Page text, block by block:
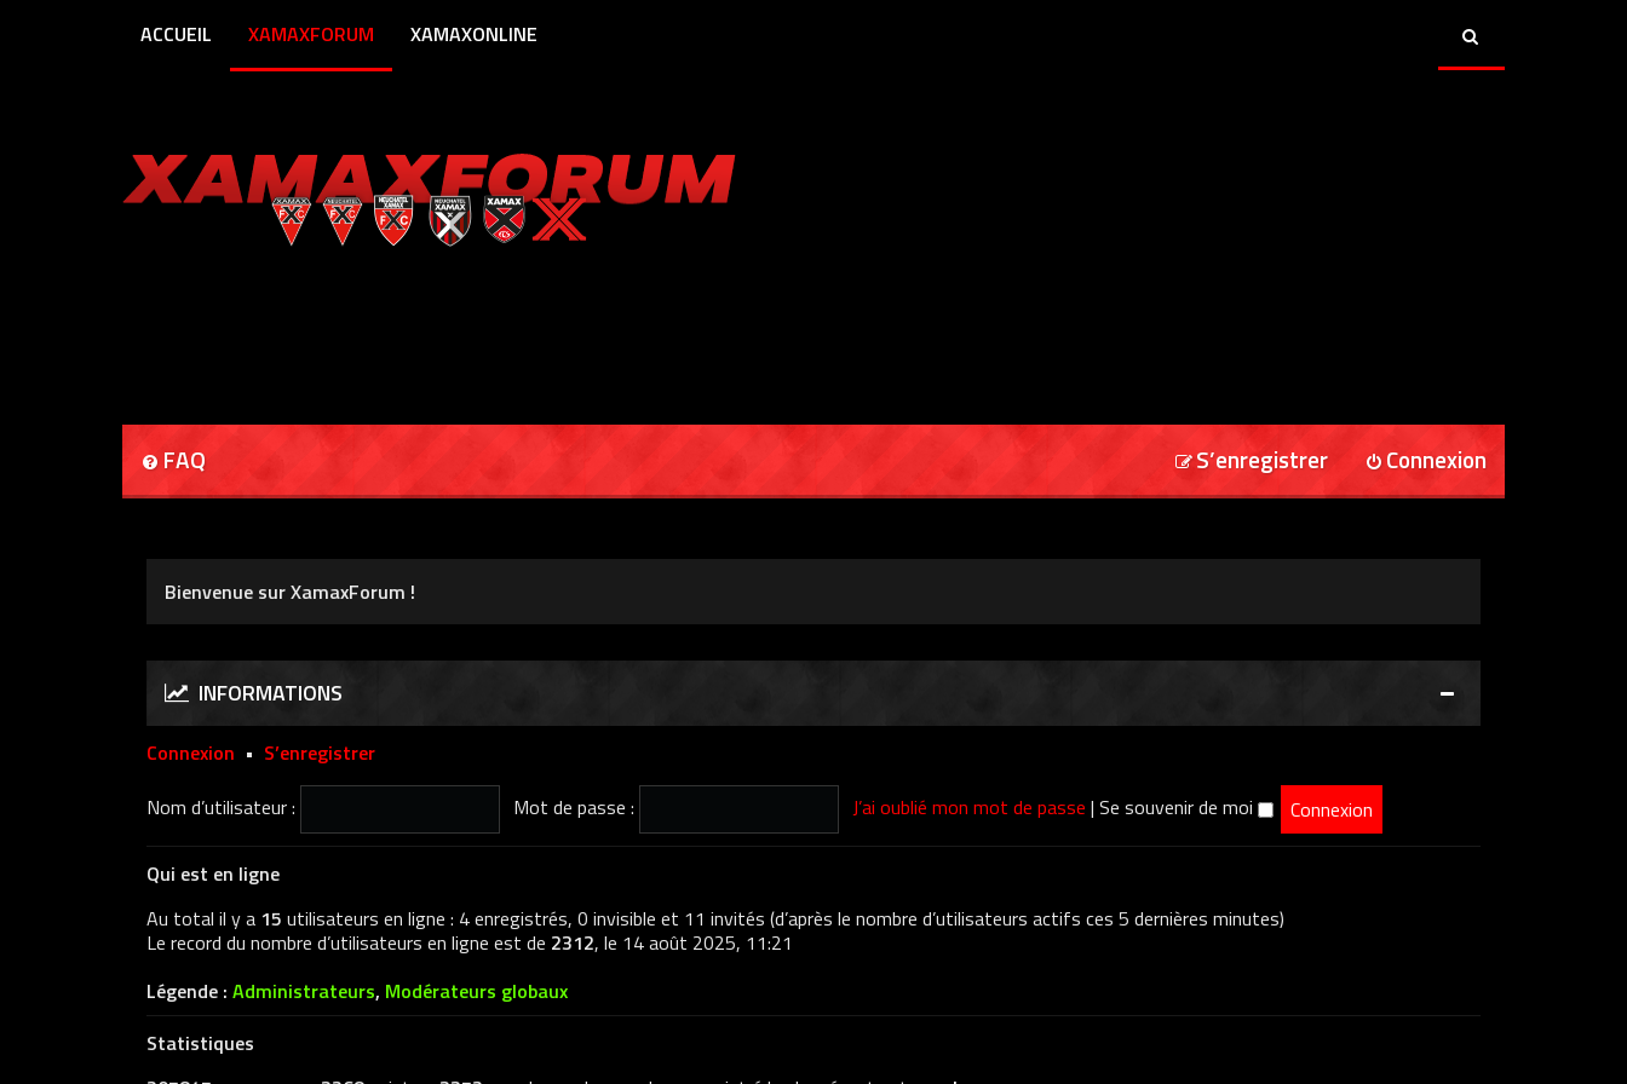
ACCUEIL XAMAXFORUM XAMAXONLINE
FAQ Connexion
S’enregistrer
Bienvenue sur XamaxForum !
INFORMATIONS
Connexion • S’enregistrer
Nom d’utilisateur :
Mot de passe : J’ai oublié mon mot de passe | Se souvenir de moi
Qui est en ligne
Au total il y a 15 utilisateurs en ligne : 4 enregistrés, 0 invisible et 11 invités (d’après le nombre d’utilisateurs actifs ces 5 dernières minutes)
Le record du nombre d’utilisateurs en ligne est de 2312, le 14 août 2025, 11:21
Légende : Administrateurs, Modérateurs globaux
Statistiques